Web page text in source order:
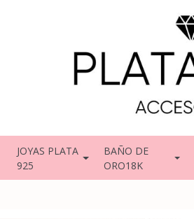
JOYAS PLATA
925
BAÑO DE
ORO18K